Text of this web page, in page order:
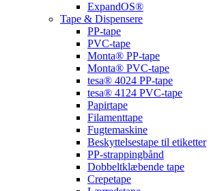
ExpandOS®
Tape & Dispensere
PP-tape
PVC-tape
Monta® PP-tape
Monta® PVC-tape
tesa® 4024 PP-tape
tesa® 4124 PVC-tape
Papirtape
Filamenttape
Fugtemaskine
Beskyttelsestape til etiketter
PP-strappingbånd
Dobbeltklæbende tape
Crepetape